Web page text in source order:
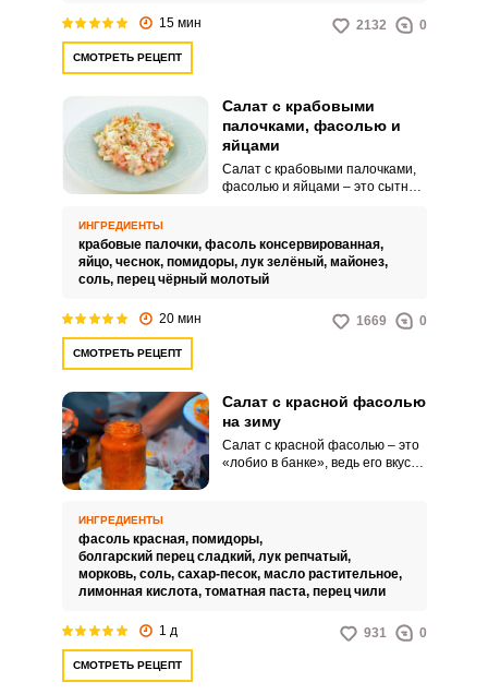
15 мин 2132 0
СМОТРЕТЬ РЕЦЕПТ
Салат с крабовыми
палочками, фасолью и
яйцами
Салат с крабовыми палочками,
фасолью и яйцами – это сытное
сочетанием морепродуктов и
овощей. Нежные крабовые
палочки, хрустящая фасоль и
настоящий праздник для ваших
вкусовых рецепторов.
ИНГРЕДИЕНТЫ
крабовые палочки, фасоль консервированная,
яйцо, чеснок, помидоры, лук зелёный, майонез,
соль, перец чёрный молотый
20 мин 1669 0
СМОТРЕТЬ РЕЦЕПТ
Салат с красной фасолью
на зиму
Салат с красной фасолью – это
«лобио в банке», ведь его вкус
больше всего его любят
заядлые огородники, ведь в
сезон сбора урожая овощи
иногда просто некуда девать, а
этот салат – сама находка! Все
сочетаются друг с другом, и из
ИНГРЕДИЕНТЫ
фасоль красная, помидоры,
болгарский перец сладкий, лук репчатый,
морковь, соль, сахар-песок, масло растительное,
лимонная кислота, томатная паста, перец чили
1 д 931 0
СМОТРЕТЬ РЕЦЕПТ